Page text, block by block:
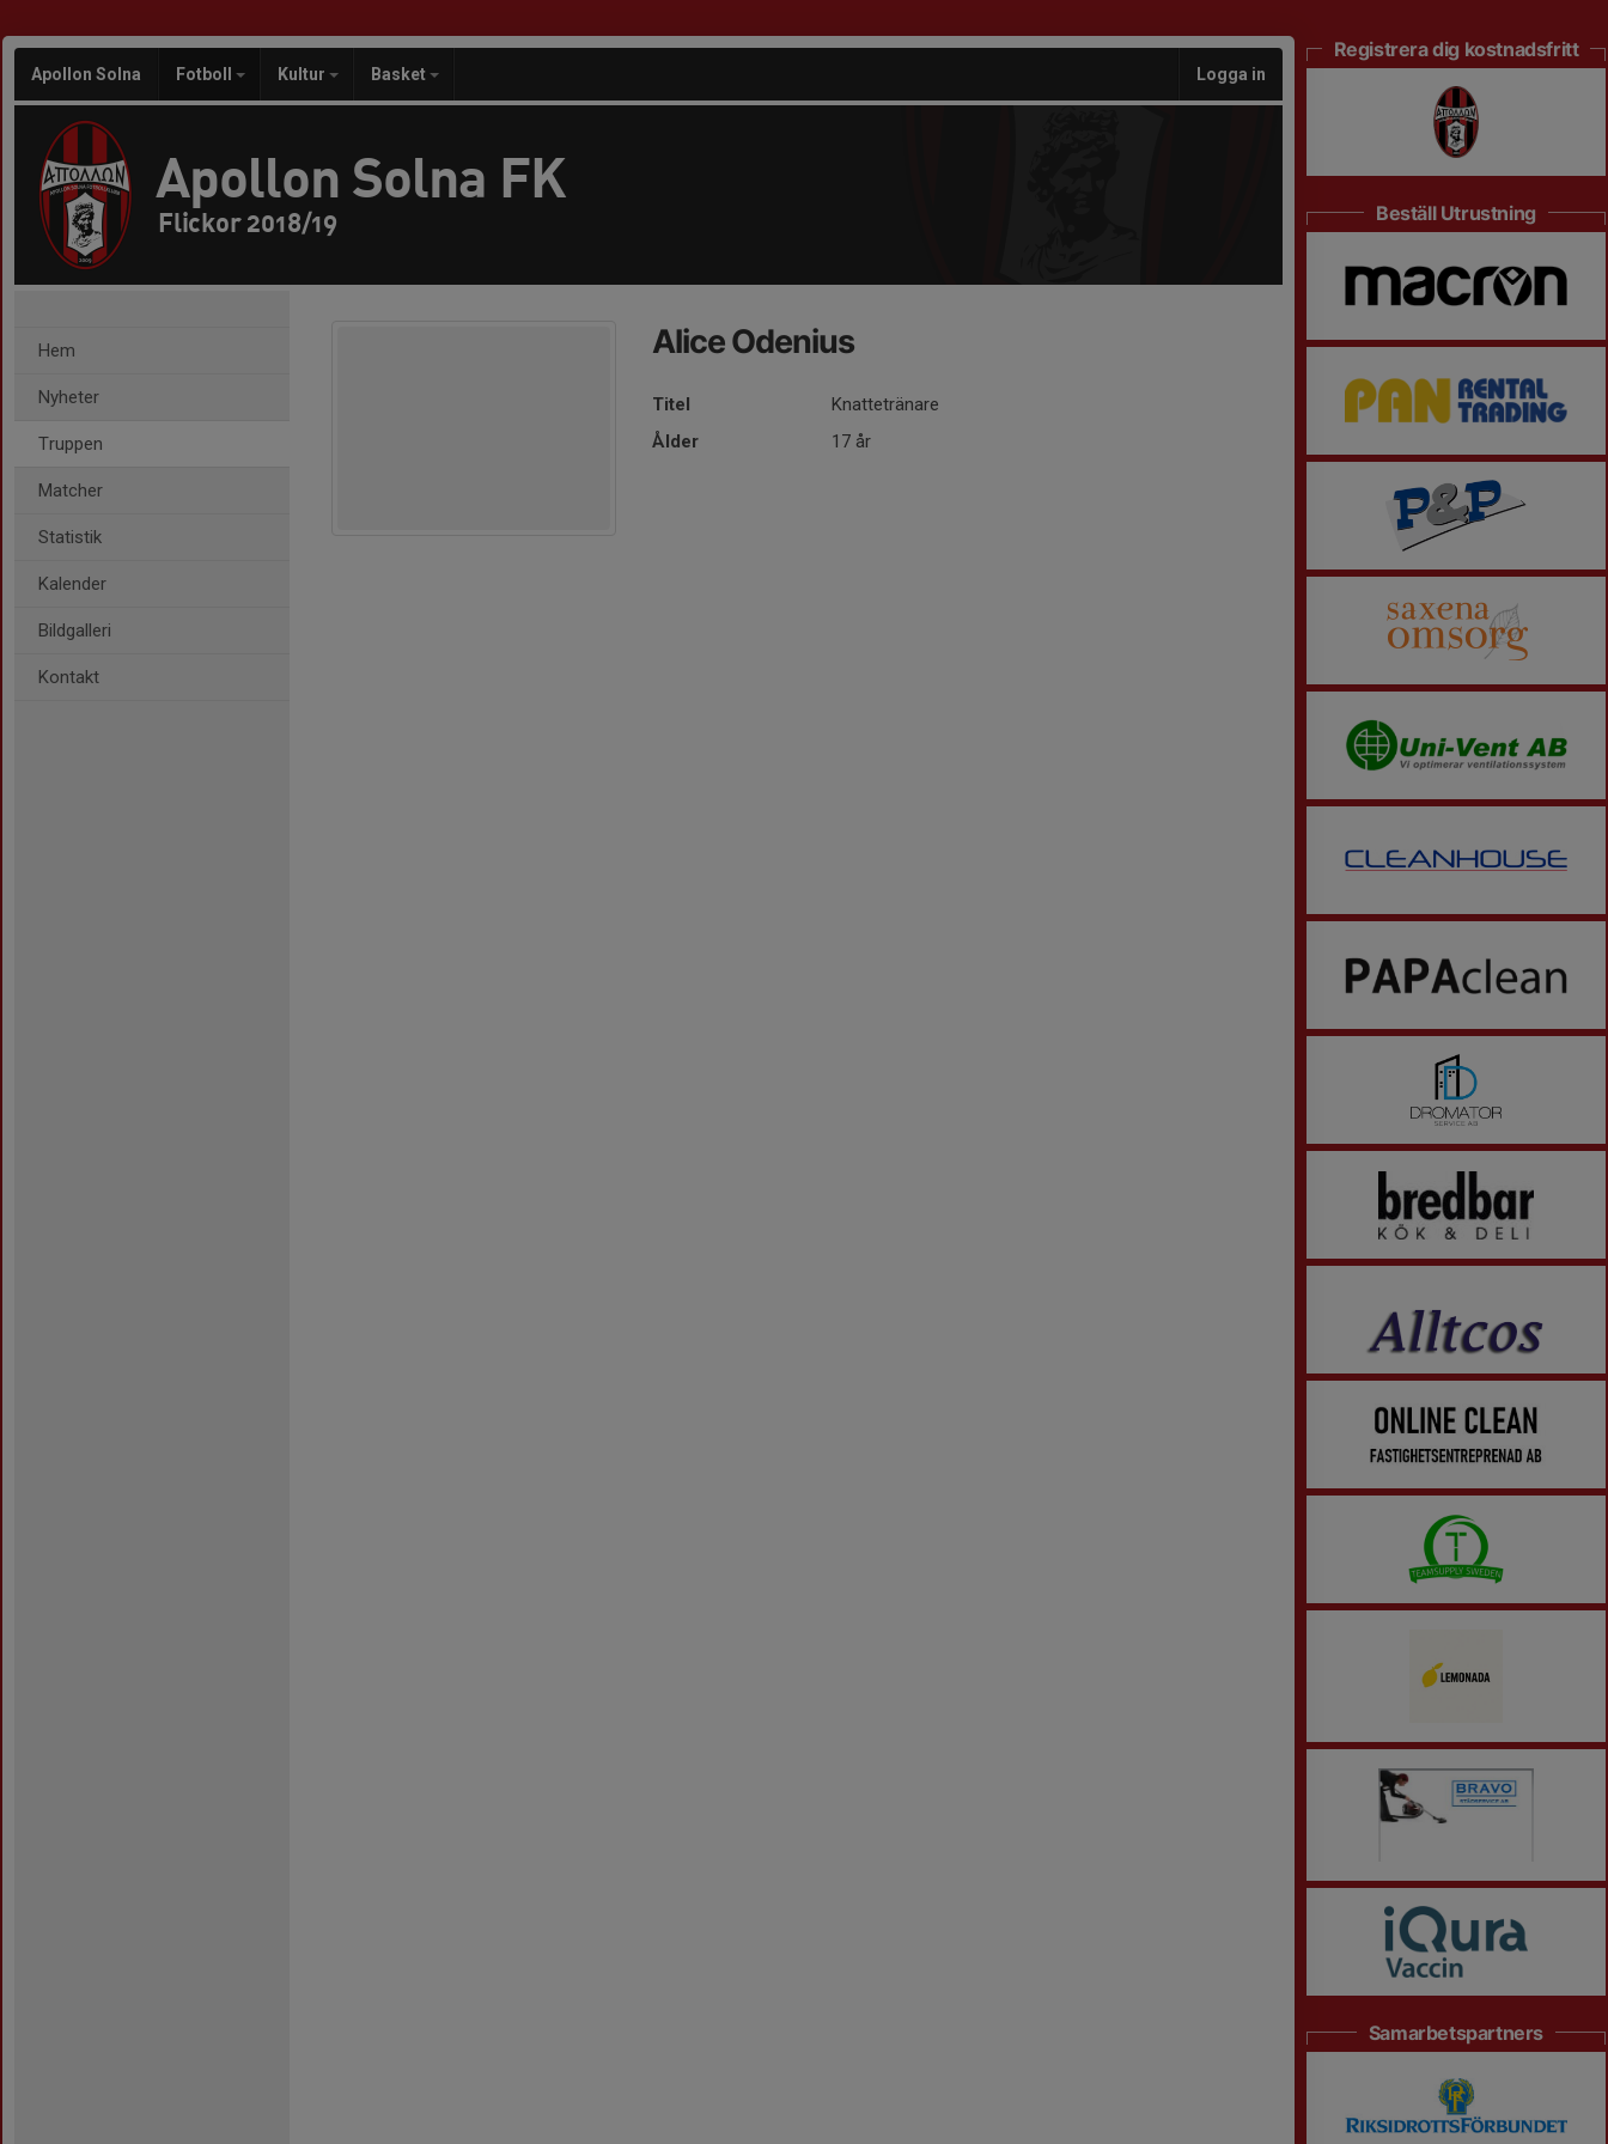
Apollon Solna Fotboll Kultur Basket Logga in
Apollon Solna FK
Flickor 2018/19
Hem
Nyheter
Truppen
Matcher
Statistik
Kalender
Bildgalleri
Kontakt
Alice Odenius
Titel
Knattetränare
Ålder
17 år
Registrera dig kostnadsfritt
Beställ Utrustning
Samarbetspartners